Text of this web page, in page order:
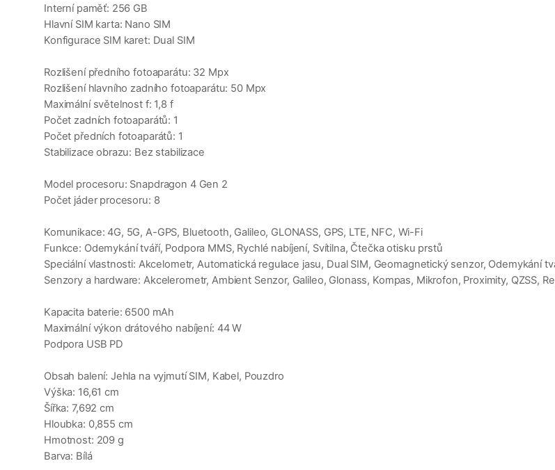
Interní paměť: 256 GB
Hlavní SIM karta: Nano SIM
Konfigurace SIM karet: Dual SIM
Rozlišení předního fotoaparátu: 32 Mpx
Rozlišení hlavního zadního fotoaparátu: 50 Mpx
Maximální světelnost f: 1,8 f
Počet zadních fotoaparátů: 1
Počet předních fotoaparátů: 1
Stabilizace obrazu: Bez stabilizace
Model procesoru: Snapdragon 4 Gen 2
Počet jáder procesoru: 8
Komunikace: 4G, 5G, A-GPS, Bluetooth, Galileo, GLONASS, GPS, LTE, NFC, Wi-Fi
Funkce: Odemykání tváří, Podpora MMS, Rychlé nabíjení, Svítilna, Čtečka otisku prstů
Speciální vlastnosti: Akcelometr, Automatická regulace jasu, Dual SIM, Geomagnetický senzor, Odemykání
Senzory a hardware: Akcelerometr, Ambient Senzor, Galileo, Glonass, Kompas, Mikrofon, Proximity, QZSS,
Kapacita baterie: 6500 mAh
Maximální výkon drátového nabíjení: 44 W
Podpora USB PD
Obsah balení: Jehla na vyjmutí SIM, Kabel, Pouzdro
Výška: 16,61 cm
Šířka: 7,692 cm
Hloubka: 0,855 cm
Hmotnost: 209 g
Barva: Bílá